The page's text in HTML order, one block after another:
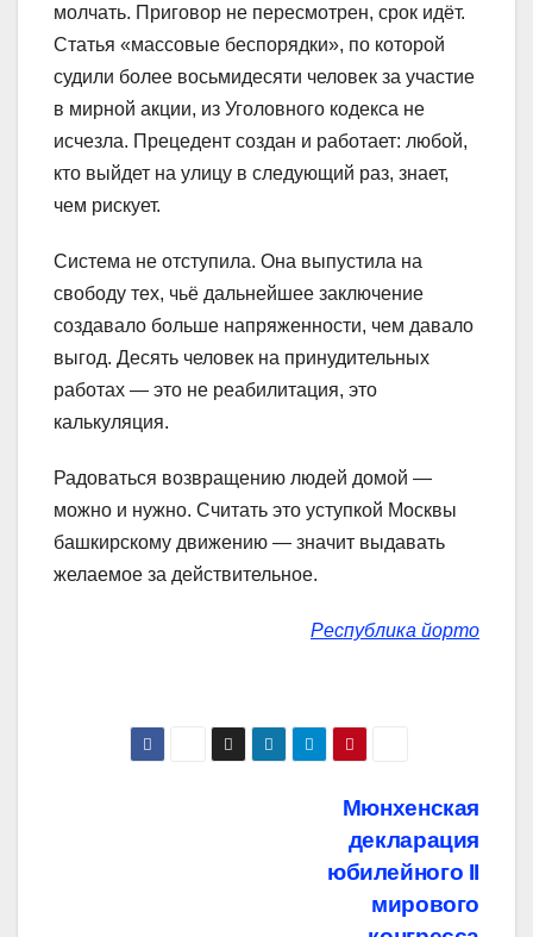
молчать. Приговор не пересмотрен, срок идёт.
Статья «массовые беспорядки», по которой
судили более восьмидесяти человек за участие
в мирной акции, из Уголовного кодекса не
исчезла. Прецедент создан и работает: любой,
кто выйдет на улицу в следующий раз, знает,
чем рискует.
Система не отступила. Она выпустила на
свободу тех, чьё дальнейшее заключение
создавало больше напряженности, чем давало
выгод. Десять человек на принудительных
работах — это не реабилитация, это
калькуляция.
Радоваться возвращению людей домой —
можно и нужно. Считать это уступкой Москвы
башкирскому движению — значит выдавать
желаемое за действительное.
Республика йорто
Мюнхенская
декларация
юбилейного ІІ
мирового